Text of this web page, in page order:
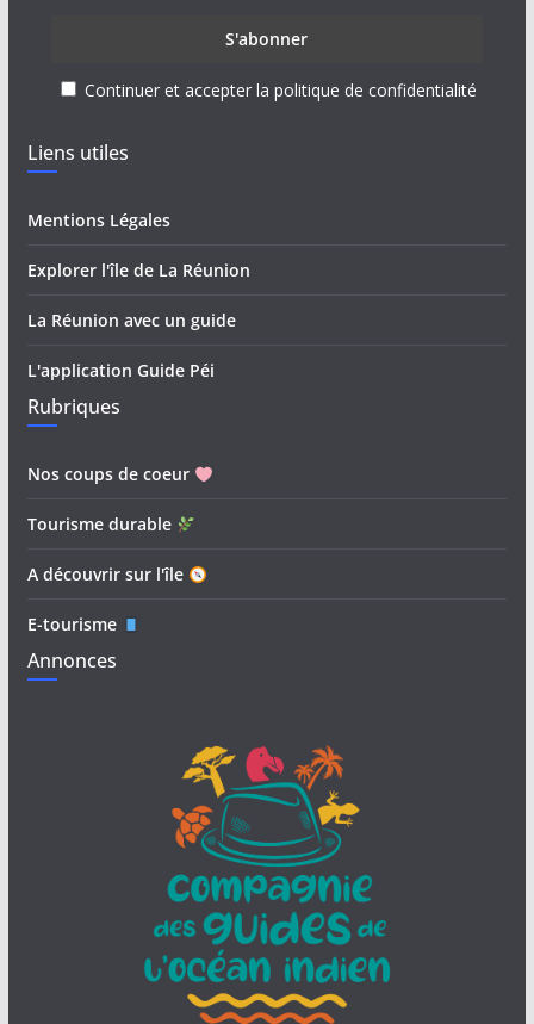
Continuer et accepter la politique de confidentialité
Liens utiles
Mentions Légales
Explorer l'île de La Réunion
La Réunion avec un guide
L'application Guide Péi
Rubriques
Nos coups de coeur
Tourisme durable
A découvrir sur l'île
E-tourisme
Annonces